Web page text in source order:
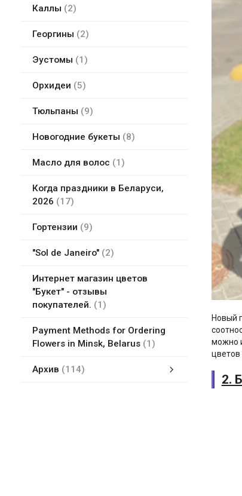
Каллы 2
Георгины 2
Эустомы 1
Орхидеи 5
Тюльпаны 9
Новогодние букеты 8
Масло для волос 1
Когда праздники в Беларуси,
2026
17
Гортензии 9
"Sol de Janeiro" 2
Интернет магазин цветов
"Букет" - отзывы
покупателей.
1
Payment Methods for Ordering
Flowers in Minsk, Belarus
1
Архив 114
Новый
можно
цветов
2.